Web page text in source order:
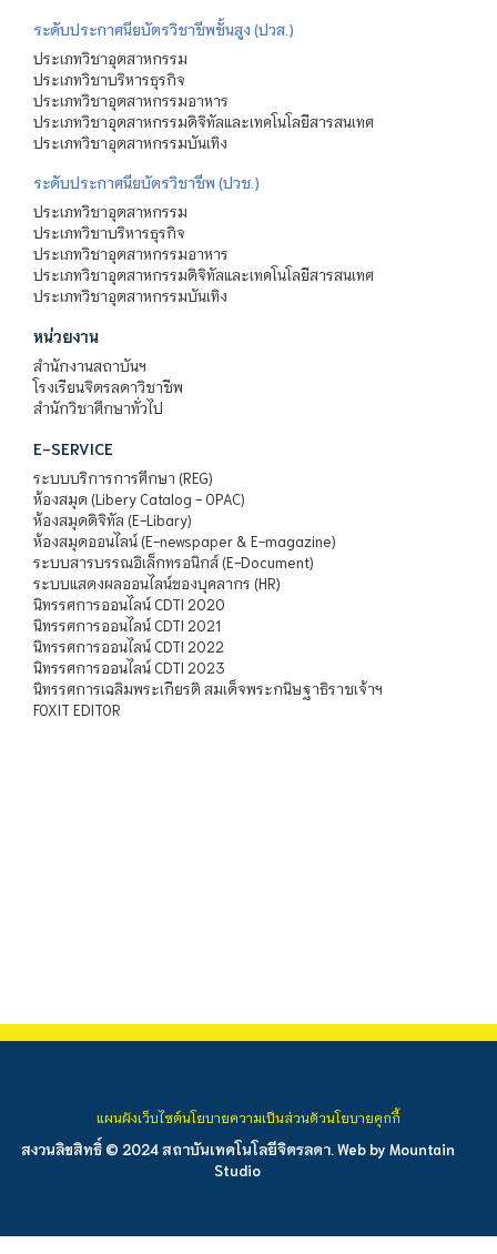
ระดับประกาศนียบัตรวิชาชีพชั้นสูง (ปวส.)
ประเภทวิชาอุตสาหกรรม
ประเภทวิชาบริหารธุรกิจ
ประเภทวิชาอุตสาหกรรมอาหาร
ประเภทวิชาอุตสาหกรรมดิจิทัลและเทคโนโลยีสารสนเทศ
ประเภทวิชาอุตสาหกรรมบันเทิง
ระดับประกาศนียบัตรวิชาชีพ (ปวช.)
ประเภทวิชาอุตสาหกรรม
ประเภทวิชาบริหารธุรกิจ
ประเภทวิชาอุตสาหกรรมอาหาร
ประเภทวิชาอุตสาหกรรมดิจิทัลและเทคโนโลยีสารสนเทศ
ประเภทวิชาอุตสาหกรรมบันเทิง
หน่วยงาน
สำนักงานสถาบันฯ
โรงเรียนจิตรลดาวิชาชีพ
สำนักวิชาศึกษาทั่วไป
E-SERVICE
ระบบบริการการศึกษา (REG)
ห้องสมุด (Libery Catalog - OPAC)
ห้องสมุดดิจิทัล (E-Libary)
ห้องสมุดออนไลน์ (E-newspaper & E-magazine)
ระบบสารบรรณอิเล็กทรอนิกส์ (E-Document)
ระบบแสดงผลออนไลน์ของบุคลากร (HR)
นิทรรศการออนไลน์ CDTI 2020
นิทรรศการออนไลน์ CDTI 2021
นิทรรศการออนไลน์ CDTI 2022
นิทรรศการออนไลน์ CDTI 2023
นิทรรศการเฉลิมพระเกียรติ สมเด็จพระกนิษฐาธิราชเจ้าฯ
FOXIT EDITOR
สงวนลิขสิทธิ์ © 2024 สถาบันเทคโนโลยีจิตรลดา. Web by Mountain
Studio
แผนผังเว็บไซต์นโยบายความเป็นส่วนตัวนโยบายคุกกี้